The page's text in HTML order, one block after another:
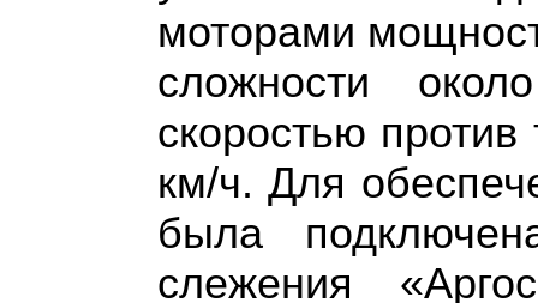
моторами
сложности
скоростью
км/ч. Для
была
слежения